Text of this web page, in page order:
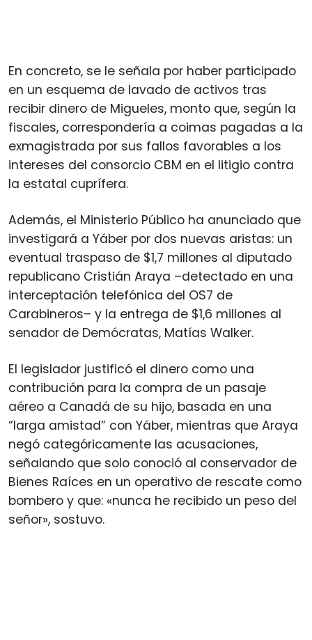
En concreto, se le señala por haber participado
en un esquema de lavado de activos tras
recibir dinero de Migueles, monto que, según la
fiscales, correspondería a coimas pagadas a la
exmagistrada por sus fallos favorables a los
intereses del consorcio CBM en el litigio contra
la estatal cuprífera.
Además, el Ministerio Público ha anunciado que
investigará a Yáber por dos nuevas aristas: un
eventual traspaso de $1,7 millones al diputado
republicano Cristián Araya –detectado en una
interceptación telefónica del OS7 de
Carabineros– y la entrega de $1,6 millones al
senador de Demócratas, Matías Walker.
El legislador justificó el dinero como una
contribución para la compra de un pasaje
aéreo a Canadá de su hijo, basada en una
“larga amistad” con Yáber, mientras que Araya
negó categóricamente las acusaciones,
señalando que solo conoció al conservador de
Bienes Raíces en un operativo de rescate como
bombero y que: «nunca he recibido un peso del
señor», sostuvo.